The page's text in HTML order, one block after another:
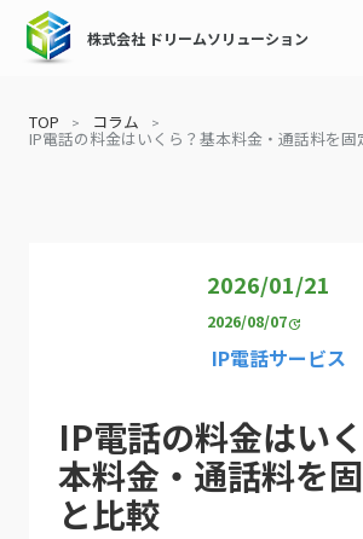
株式会社 ドリームソリューション
TOP コラム
IP電話の料金はいくら？基本料金・通話料を
2026/01/21
2026/08/07update
IP電話サービス
IP電話の料金はい
本料金・通話料を
と比較